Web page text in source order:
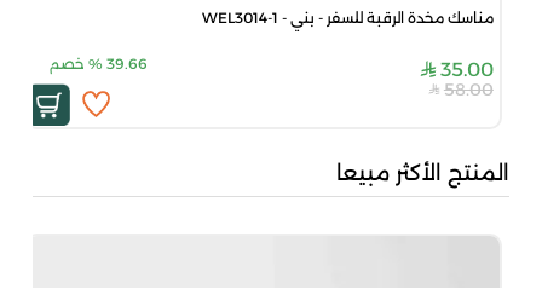
مناسك مخدة الرقبة للسفر - بني - WEL3014-1
35.00
39.66
% خصم
58.00
المنتج الأكثر مبيعا